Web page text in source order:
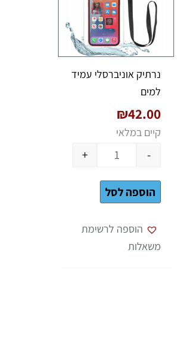
נרתיק אוניברסלי עמיד
למים
₪42.00
קיים במלאי
-
+
הוספה לסל
הוספה לרשימת
משאלות